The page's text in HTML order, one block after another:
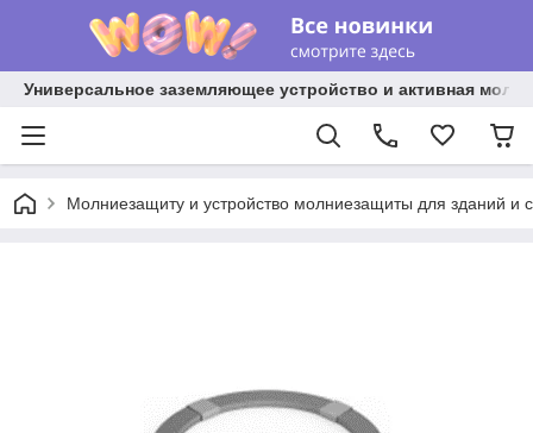
Универсальное заземляющее устройство и активная
Молниезащиту и устройство молниезащиты для зданий и